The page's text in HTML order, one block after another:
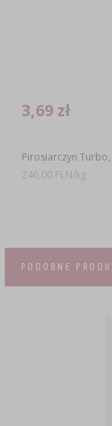
Pirosiarczyn Turbo,
3,69 zł
246,00 PLN/kg
PODOBNE